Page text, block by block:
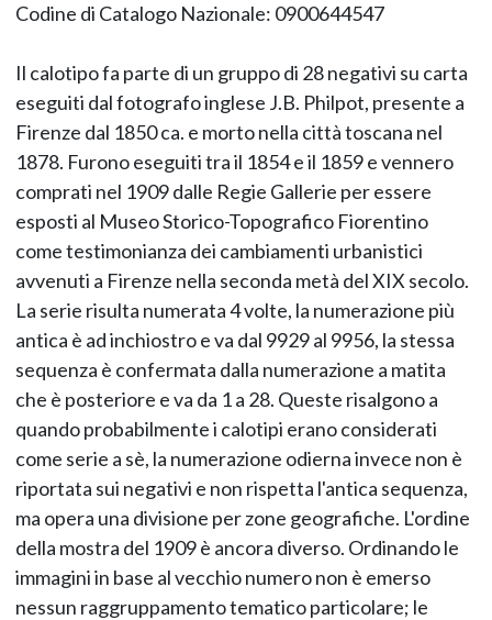
Codine di Catalogo Nazionale: 0900644547
Il calotipo fa parte di un gruppo di 28 negativi su carta
eseguiti dal fotografo inglese J.B. Philpot, presente a
Firenze dal 1850 ca. e morto nella città toscana nel
1878. Furono eseguiti tra il 1854 e il 1859 e vennero
comprati nel 1909 dalle Regie Gallerie per essere
esposti al Museo Storico-Topografico Fiorentino
come testimonianza dei cambiamenti urbanistici
avvenuti a Firenze nella seconda metà del XIX secolo.
La serie risulta numerata 4 volte, la numerazione più
antica è ad inchiostro e va dal 9929 al 9956, la stessa
sequenza è confermata dalla numerazione a matita
che è posteriore e va da 1 a 28. Queste risalgono a
quando probabilmente i calotipi erano considerati
come serie a sè, la numerazione odierna invece non è
riportata sui negativi e non rispetta l'antica sequenza,
ma opera una divisione per zone geografiche. L'ordine
della mostra del 1909 è ancora diverso. Ordinando le
immagini in base al vecchio numero non è emerso
nessun raggruppamento tematico particolare; le